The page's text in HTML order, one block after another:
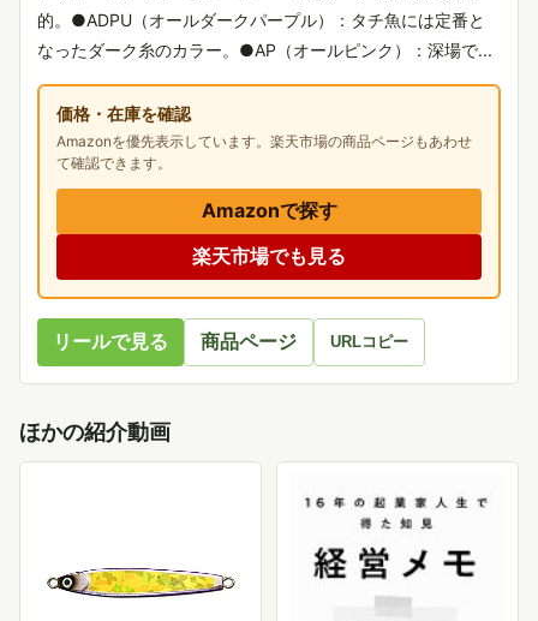
的。●ADPU（オールダークパープル）：タチ魚には定番と
なったダーク糸のカラー。●AP（オールピンク）：深場で...
価格・在庫を確認
Amazonを優先表示しています。楽天市場の商品ページもあわせ
て確認できます。
Amazonで探す
楽天市場でも見る
リールで見る 商品ページ URLコピー
ほかの紹介動画